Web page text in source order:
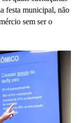
festa municipal, não
sem ser o